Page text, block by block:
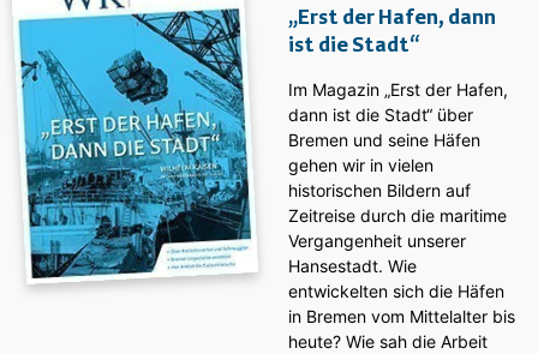
„Erst der Hafen, dann
ist die Stadt“
Im Magazin „Erst der Hafen,
dann ist die Stadt“ über
Bremen und seine Häfen
gehen wir in vielen
historischen Bildern auf
Zeitreise durch die maritime
Vergangenheit unserer
Hansestadt. Wie
entwickelten sich die Häfen
in Bremen vom Mittelalter bis
heute? Wie sah die Arbeit